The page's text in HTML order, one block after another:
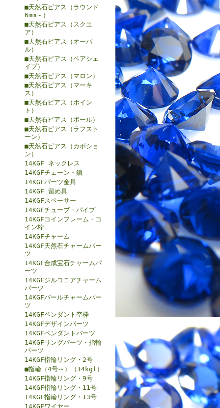
■天然石ピアス（ラウンド
6mm～）
■天然石ピアス（スクエ
ア）
■天然石ピアス（オーバ
ル）
■天然石ピアス（ペアシェ
イプ）
■天然石ピアス（マロン）
■天然石ピアス（マーキ
ス）
■天然石ピアス（ポイン
ト）
■天然石ピアス（ボール）
■天然石ピアス（ラフスト
ーン）
■天然石ピアス（カボショ
ン）
14KGF ネックレス
14KGFチェーン・鎖
14KGFパーツ金具
14KGF 留め具
14KGFスペーサー
14KGFチューブ・パイプ
14KGFコインフレーム・コ
イン枠
14KGFチャーム
14KGF天然石チャームパー
ツ
14KGF合成宝石チャームパ
ーツ
14KGFジルコニアチャーム
パーツ
14KGFパールチャームパー
ツ
14KGFペンダント空枠
14KGFデザインパーツ
14KGFペンダントパーツ
14KGFリングパーツ・指輪
パーツ
14KGF指輪リング・2号
■指輪（4号～）（14kgf）
14KGF指輪リング・9号
14KGF指輪リング・11号
14KGF指輪リング・13号
14KGFワイヤー